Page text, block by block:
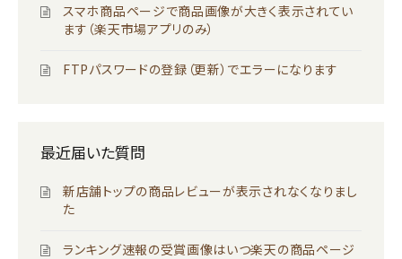
スマホ商品ページで商品画像が大きく表示されてい
ます（楽天市場アプリのみ）
FTPパスワードの登録（更新）でエラーになります
最近届いた質問
新店舗トップの商品レビューが表示されなくなりまし
た
ランキング速報の受賞画像はいつ楽天の商品ページ